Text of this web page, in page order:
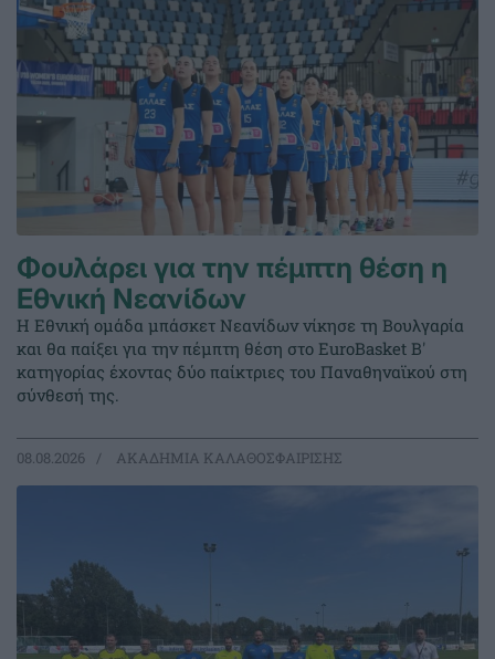
Φουλάρει για την πέμπτη θέση η
Εθνική Νεανίδων
Η Εθνική ομάδα μπάσκετ Νεανίδων νίκησε τη Βουλγαρία
και θα παίξει για την πέμπτη θέση στο EuroBasket Β'
κατηγορίας έχοντας δύο παίκτριες του Παναθηναϊκού στη
σύνθεσή της.
08.08.2026 ΑΚΑΔΗΜΙΑ ΚΑΛΑΘΟΣΦΑΙΡΙΣΗΣ